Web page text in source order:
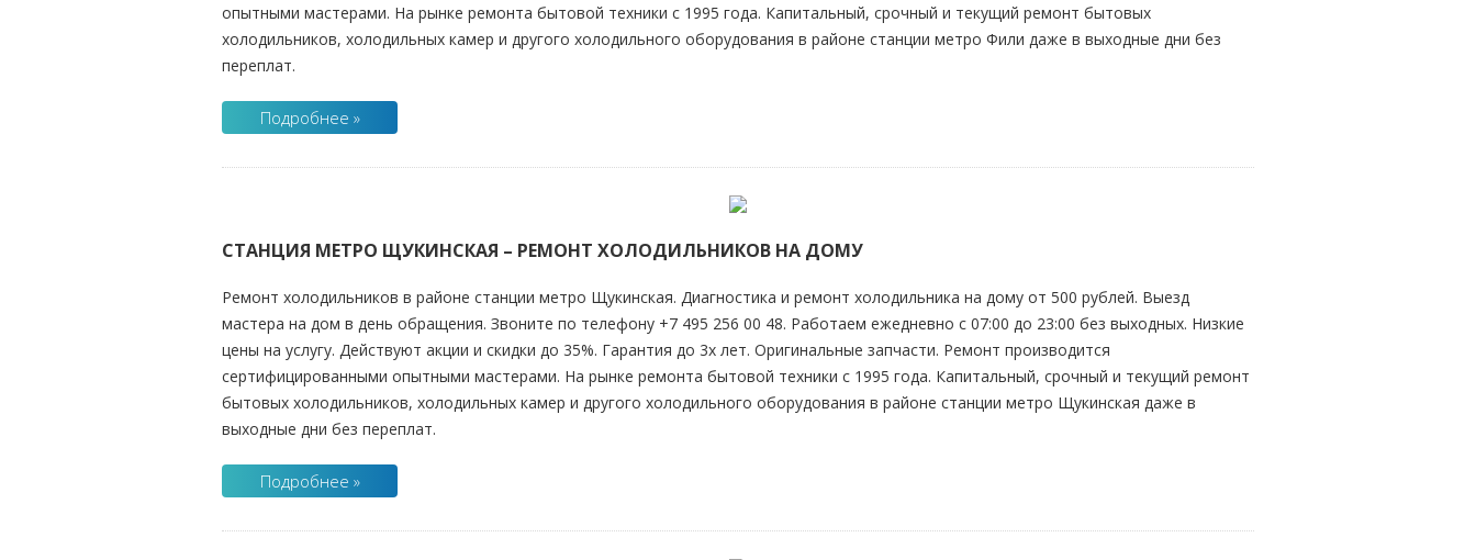
опытными мастерами. На рынке ремонта бытовой техники с 1995 года. Капитальный, срочный и текущий ремонт бытовых
холодильников, холодильных камер и другого холодильного оборудования в районе станции метро Фили даже в выходные дни без
переплат.
Подробнее »
СТАНЦИЯ МЕТРО ЩУКИНСКАЯ – РЕМОНТ ХОЛОДИЛЬНИКОВ НА ДОМУ
Ремонт холодильников в районе станции метро Щукинская. Диагностика и ремонт холодильника на дому от 500 рублей. Выезд
мастера на дом в день обращения. Звоните по телефону +7 495 256 00 48. Работаем ежедневно с 07:00 до 23:00 без выходных. Низкие
цены на услугу. Действуют акции и скидки до 35%. Гарантия до 3х лет. Оригинальные запчасти. Ремонт производится
сертифицированными опытными мастерами. На рынке ремонта бытовой техники с 1995 года. Капитальный, срочный и текущий ремонт
бытовых холодильников, холодильных камер и другого холодильного оборудования в районе станции метро Щукинская даже в
выходные дни без переплат.
Подробнее »